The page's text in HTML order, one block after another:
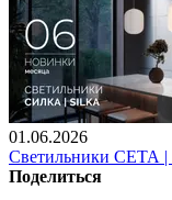
01.06.2026
Светильники СЕТА |
Поделиться